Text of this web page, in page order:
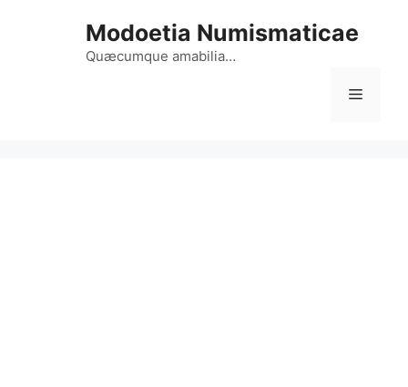
Modoetia Numismaticae
Quæcumque amabilia…
Menu